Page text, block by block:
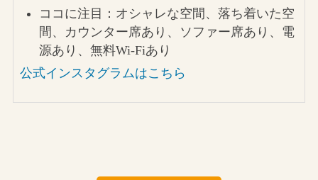
ココに注目：オシャレな空間、落ち着いた空
間、カウンター席あり、ソファー席あり、電
源あり、無料Wi-Fiあり
公式インスタグラムはこちら